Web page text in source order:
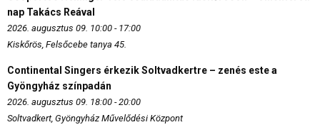
nap Takács Reával
2026. augusztus 09. 10:00 - 17:00
Kiskőrös, Felsőcebe tanya 45.
Continental Singers érkezik Soltvadkertre – zenés este a
Gyöngyház színpadán
2026. augusztus 09. 18:00 - 20:00
Soltvadkert, Gyöngyház Művelődési Központ